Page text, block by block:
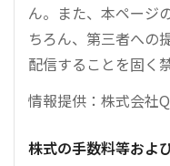
ん。また、本ページ
ちろん、第三者への
配信することを固く
情報提供：株式会社
株式の手数料等およ